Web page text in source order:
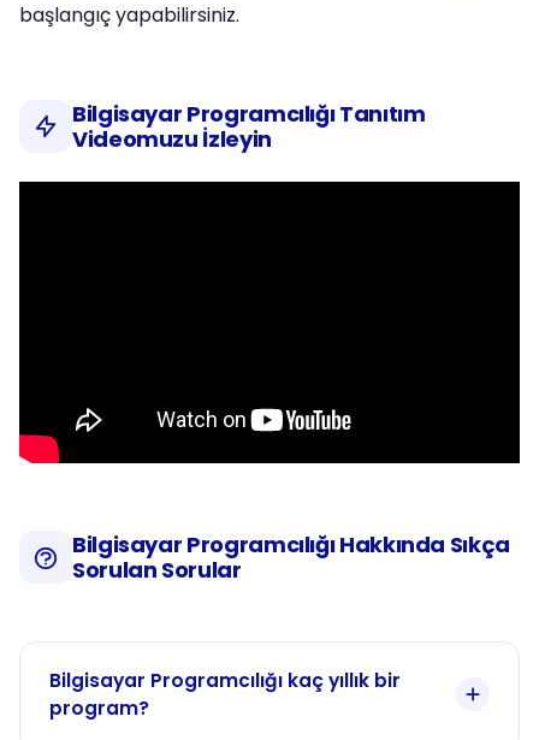
başlangıç yapabilirsiniz.
Bilgisayar Programcılığı Tanıtım
Videomuzu İzleyin
Bilgisayar Programcılığı Hakkında Sıkça
Sorulan Sorular
Bilgisayar Programcılığı kaç yıllık bir
program?